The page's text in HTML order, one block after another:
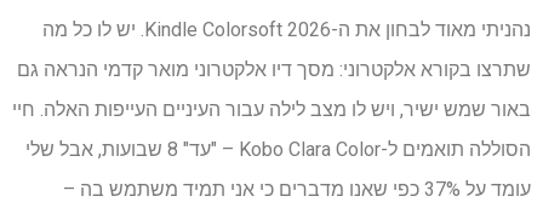
נהניתי מאוד לבחון את ה-Kindle Colorsoft 2026. יש לו כל מה
שתרצו בקורא אלקטרוני: מסך דיו אלקטרוני מואר קדמי הנראה גם
באור שמש ישיר, ויש לו מצב לילה עבור העיניים העייפות האלה. חיי
הסוללה תואמים ל-Kobo Clara Color – "עד" 8 שבועות, אבל שלי
עומד על 37% כפי שאנו מדברים כי אני תמיד משתמש בה –